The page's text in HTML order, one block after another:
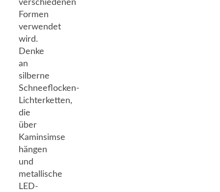
verschiedenen
Formen
verwendet
wird.
Denke
an
silberne
Schneeflocken-
Lichterketten,
die
über
Kaminsimse
hängen
und
metallische
LED-